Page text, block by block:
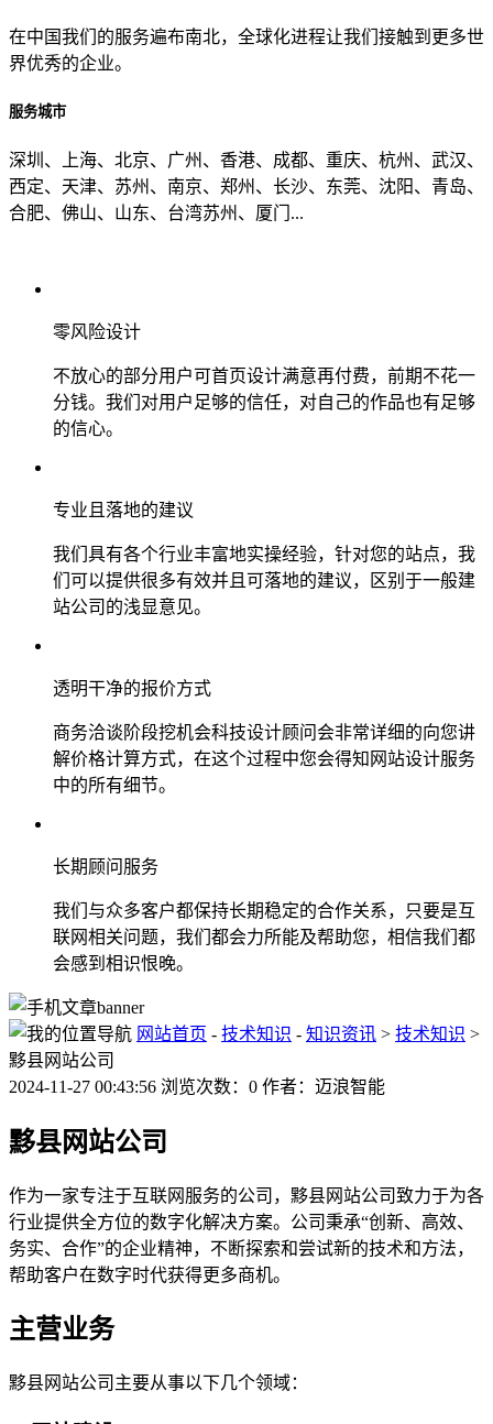
在中国我们的服务遍布南北，全球化进程让我们接触到更多世
界优秀的企业。
服务城市
深圳、上海、北京、广州、香港、成都、重庆、杭州、武汉、
西定、天津、苏州、南京、郑州、长沙、东莞、沈阳、青岛、
合肥、佛山、山东、台湾苏州、厦门...
零风险设计
不放心的部分用户可首页设计满意再付费，前期不花一
分钱。我们对用户足够的信任，对自己的作品也有足够
的信心。
专业且落地的建议
我们具有各个行业丰富地实操经验，针对您的站点，我
们可以提供很多有效并且可落地的建议，区别于一般建
站公司的浅显意见。
透明干净的报价方式
商务洽谈阶段挖机会科技设计顾问会非常详细的向您讲
解价格计算方式，在这个过程中您会得知网站设计服务
中的所有细节。
长期顾问服务
我们与众多客户都保持长期稳定的合作关系，只要是互
联网相关问题，我们都会力所能及帮助您，相信我们都
会感到相识恨晚。
网站首页 - 技术知识 - 知识资讯 > 技术知识 >
黟县网站公司
2024-11-27 00:43:56 浏览次数：0 作者：迈浪智能
黟县网站公司
作为一家专注于互联网服务的公司，黟县网站公司致力于为各
行业提供全方位的数字化解决方案。公司秉承“创新、高效、
务实、合作”的企业精神，不断探索和尝试新的技术和方法，
帮助客户在数字时代获得更多商机。
主营业务
黟县网站公司主要从事以下几个领域：